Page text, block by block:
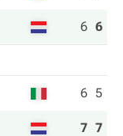
6 6
6 5
7 7